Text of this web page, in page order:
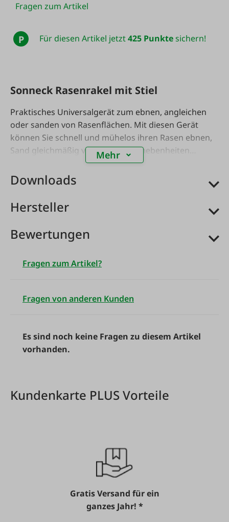
Fragen zum Artikel
P Für diesen Artikel jetzt425 Punktesichern!
Sonneck Rasenrakel mit Stiel
Praktisches Universalgerät zum ebnen, angleichen
oder sanden von Rasenflächen. Mit diesen Gerät
können Sie schnell und mühelos ihren Rasen ebnen,
Sand gleichmäßig verteilen und Unebenheiten
ausgleichen - für Ihren perfekten Rasen.
75x45x2cm, mit Stiel 185cm, robuste verzinkte
Ausführung. Made in Austria.
Mehr
Downloads
Hersteller
Bewertungen
Fragen zum Artikel?
Fragen von anderen Kunden
Es sind noch keine Fragen zu diesem Artikel
vorhanden.
Kundenkarte PLUS Vorteile
Gratis Versand für ein
ganzes Jahr! *